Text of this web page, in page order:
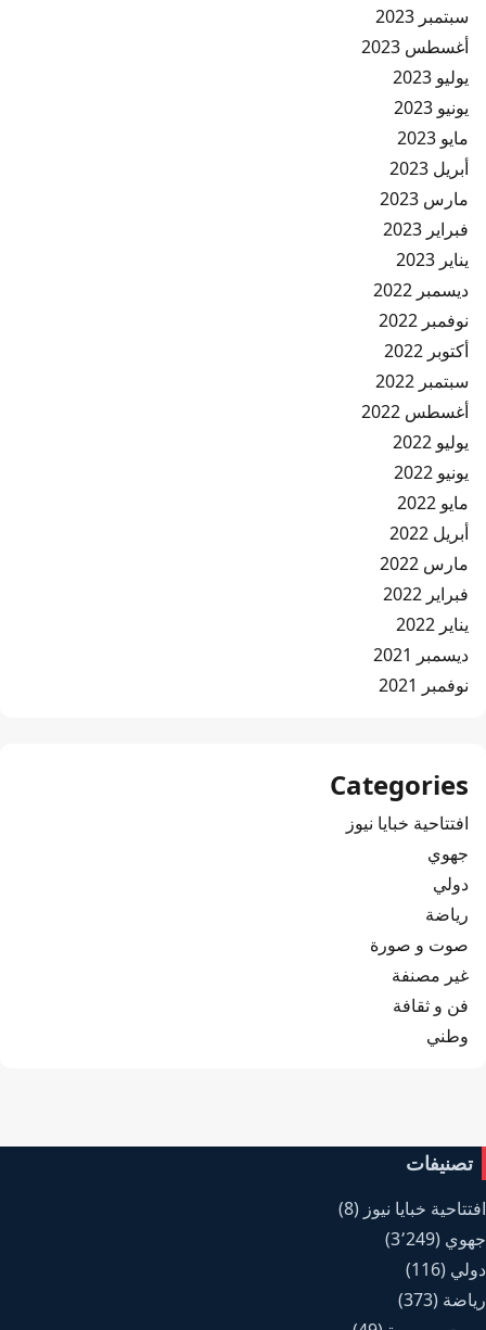
سبتمبر 2023
أغسطس 2023
يوليو 2023
يونيو 2023
مايو 2023
أبريل 2023
مارس 2023
فبراير 2023
يناير 2023
ديسمبر 2022
نوفمبر 2022
أكتوبر 2022
سبتمبر 2022
أغسطس 2022
يوليو 2022
يونيو 2022
مايو 2022
أبريل 2022
مارس 2022
فبراير 2022
يناير 2022
ديسمبر 2021
نوفمبر 2021
Categories
افتتاحية خبايا نيوز
جهوي
دولي
رياضة
صوت و صورة
غير مصنفة
فن و ثقافة
وطني
تصنيفات
افتتاحية خبايا نيوز (8)
جهوي (3٬249)
دولي (116)
رياضة (373)